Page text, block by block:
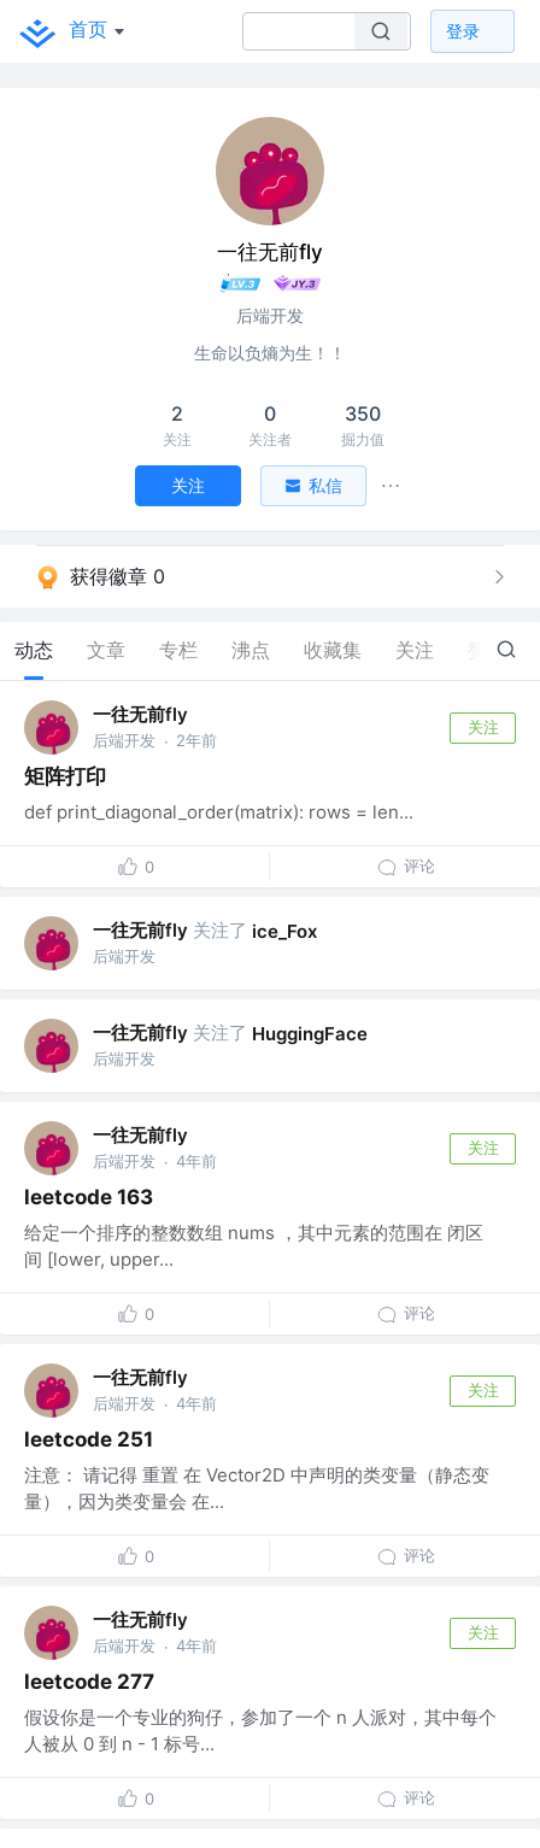
首页 登录
一往无前fly
后端开发
生命以负熵为生！！
2
关注
0
关注者
350
掘力值
关注 私信
获得徽章 0
动态 文章 专栏 沸点 收藏集 关注 0
一往无前fly
后端开发 · 2年前
关注
矩阵打印
def print_diagonal_order(matrix): rows = len...
0 评论
一往无前fly 关注了 ice_Fox
后端开发
一往无前fly 关注了 HuggingFace
后端开发
一往无前fly
后端开发 · 4年前
关注
leetcode 163
给定一个排序的整数数组 nums ，其中元素的范围在 闭区
间 [lower, upper...
0 评论
一往无前fly
后端开发 · 4年前
关注
leetcode 251
注意： 请记得 重置 在 Vector2D 中声明的类变量（静态变
量），因为类变量会 在...
0 评论
一往无前fly
后端开发 · 4年前
关注
leetcode 277
假设你是一个专业的狗仔，参加了一个 n 人派对，其中每个
人被从 0 到 n - 1 标号...
0 评论